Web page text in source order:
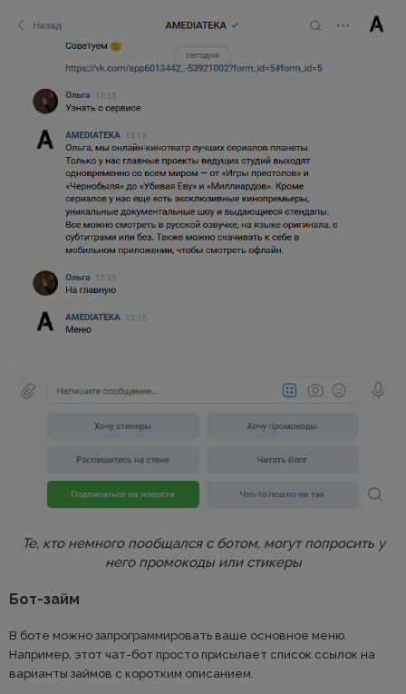
Те, кто немного пообщался с ботом, могут попросить у
него промокоды или стикеры
Бот-займ
В боте можно запрограммировать ваше основное меню.
Например, этот чат-бот просто присылает список ссылок на
варианты займов с коротким описанием.